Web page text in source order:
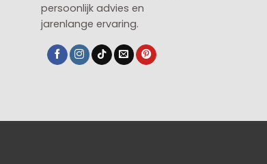
persoonlijk advies en
jarenlange ervaring.